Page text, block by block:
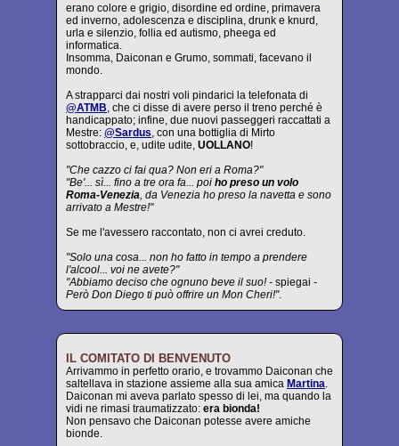
erano colore e grigio, disordine ed ordine, primavera
ed inverno, adolescenza e disciplina, drunk e knurd,
urla e silenzio, follia ed autismo, pheega ed
informatica.
Insomma, Daiconan e Grumo, sommati, facevano il
mondo.
A strapparci dai nostri voli pindarici la telefonata di
@ATMB, che ci disse di avere perso il treno perché è
handicappato; infine, due nuovi passeggeri raccattati a
Mestre: @Sardus, con una bottiglia di Mirto
sottobraccio, e, udite udite, UOLLANO!
"Che cazzo ci fai qua? Non eri a Roma?"
"Be'... sì... fino a tre ora fa... poi ho preso un volo
Roma-Venezia, da Venezia ho preso la navetta e sono
arrivato a Mestre!"
Se me l'avessero raccontato, non ci avrei creduto.
"Solo una cosa... non ho fatto in tempo a prendere
l'alcool... voi ne avete?"
"Abbiamo deciso che ognuno beve il suo! - spiegai -
Però Don Diego ti può offrire un Mon Cheri!".
IL COMITATO DI BENVENUTO
Arrivammo in perfetto orario, e trovammo Daiconan che
saltellava in stazione assieme alla sua amica Martina.
Daiconan mi aveva parlato spesso di lei, ma quando la
vidi ne rimasi traumatizzato: era bionda!
Non pensavo che Daiconan potesse avere amiche
bionde.